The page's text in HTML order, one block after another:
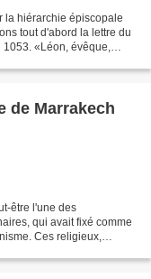
la hiérarchie épiscopale
tout d'abord la lettre du
«Léon, évêque,
de Marrakech
être l'une des
qui avait fixé comme
Ces religieux,